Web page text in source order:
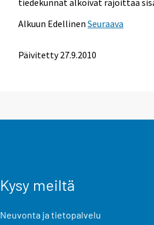
Alkuun Edellinen Seuraava
Päivitetty27.9.2010
Kysy meiltä
Neuvonta ja tietopalvelu